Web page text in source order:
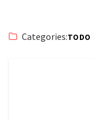
Categories:TODO